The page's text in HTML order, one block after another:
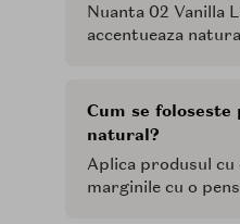
Nuanta 02 Vanilla
accentueaza
Cum se
natural?
Aplica produsul cu
marginile cu o